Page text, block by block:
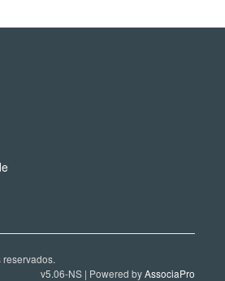
v5.06-NS | Powered byAssociaPro